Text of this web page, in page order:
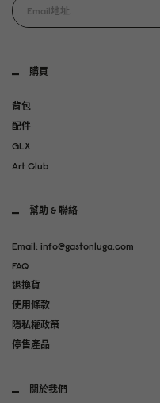
購買
背包
配件
GLX
Art Club
幫助 & 聯絡
Email: info@gastonluga.com
FAQ
退換貨
使用條款
隱私權政策
停售產品
關於我們